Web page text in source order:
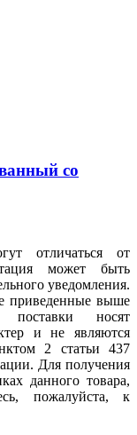
со
отличаться от
может быть
уведомления.
приведенные выше
поставки носят
и не являются
2 статьи 437
Для получения
данного товара,
пожалуйста, к